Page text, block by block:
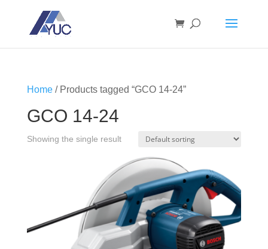
Home/ Products tagged “GCO 14-24”
GCO 14-24
Showing the single result